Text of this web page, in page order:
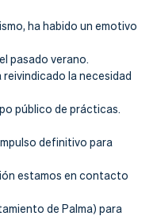
ha habido un emotivo
pasado verano.
reivindicado la necesidad
público de prácticas.
definitivo para
estamos en contacto
de Palma) para